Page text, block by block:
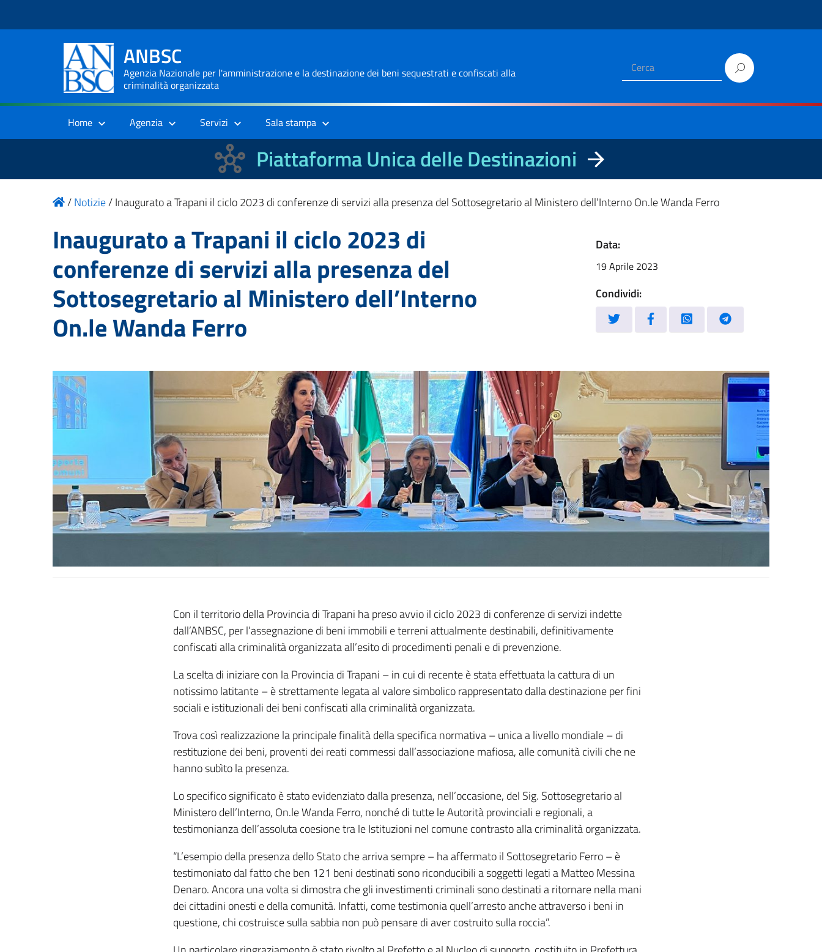
ANBSC
Agenzia Nazionale per l'amministrazione e la destinazione dei beni sequestrati e confiscati alla
criminalità organizzata
Home Agenzia Servizi Sala stampa
Piattaforma Unica delle Destinazioni
/Notizie/Inaugurato a Trapani il ciclo 2023 di conferenze di servizi alla presenza del Sottosegretario al Ministero dell’Interno On.le Wanda Ferro
Inaugurato a Trapani il ciclo 2023 di
conferenze di servizi alla presenza del
Sottosegretario al Ministero dell’Interno
On.le Wanda Ferro
Data:
19 Aprile 2023
Condividi:
Con il territorio della Provincia di Trapani ha preso avvio il ciclo 2023 di conferenze di servizi indette
dall’ANBSC, per l’assegnazione di beni immobili e terreni attualmente destinabili, definitivamente
confiscati alla criminalità organizzata all’esito di procedimenti penali e di prevenzione.
La scelta di iniziare con la Provincia di Trapani – in cui di recente è stata effettuata la cattura di un
notissimo latitante – è strettamente legata al valore simbolico rappresentato dalla destinazione per fini
sociali e istituzionali dei beni confiscati alla criminalità organizzata.
Trova così realizzazione la principale finalità della specifica normativa – unica a livello mondiale – di
restituzione dei beni, proventi dei reati commessi dall’associazione mafiosa, alle comunità civili che ne
hanno subìto la presenza.
Lo specifico significato è stato evidenziato dalla presenza, nell’occasione, del Sig. Sottosegretario al
Ministero dell’Interno, On.le Wanda Ferro, nonché di tutte le Autorità provinciali e regionali, a
testimonianza dell’assoluta coesione tra le Istituzioni nel comune contrasto alla criminalità organizzata.
“L’esempio della presenza dello Stato che arriva sempre – ha affermato il Sottosegretario Ferro – è
testimoniato dal fatto che ben 121 beni destinati sono riconducibili a soggetti legati a Matteo Messina
Denaro. Ancora una volta si dimostra che gli investimenti criminali sono destinati a ritornare nella mani
dei cittadini onesti e della comunità. Infatti, come testimonia quell’arresto anche attraverso i beni in
questione, chi costruisce sulla sabbia non può pensare di aver costruito sulla roccia”.